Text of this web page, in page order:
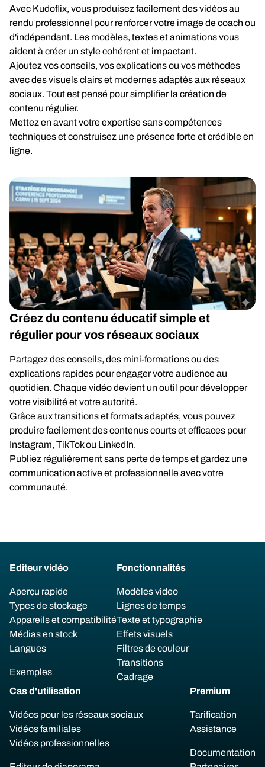
Avec Kudoflix, vous produisez facilement des vidéos au
rendu professionnel pour renforcer votre image de coach ou
d'indépendant. Les modèles, textes et animations vous
aident à créer un style cohérent et impactant.
Ajoutez vos conseils, vos explications ou vos méthodes
avec des visuels clairs et modernes adaptés aux réseaux
sociaux. Tout est pensé pour simplifier la création de
contenu régulier.
Mettez en avant votre expertise sans compétences
techniques et construisez une présence forte et crédible en
ligne.
Créez du contenu éducatif simple et
régulier pour vos réseaux sociaux
Partagez des conseils, des mini-formations ou des
explications rapides pour engager votre audience au
quotidien. Chaque vidéo devient un outil pour développer
votre visibilité et votre autorité.
Grâce aux transitions et formats adaptés, vous pouvez
produire facilement des contenus courts et efficaces pour
Instagram, TikTok ou LinkedIn.
Publiez régulièrement sans perte de temps et gardez une
communication active et professionnelle avec votre
communauté.
Editeur vidéo
Aperçu rapide
Types de stockage
Appareils et compatibilité
Médias en stock
Langues
Exemples
Fonctionnalités
Modèles video
Lignes de temps
Texte et typographie
Effets visuels
Filtres de couleur
Transitions
Cadrage
Cas d'utilisation
Vidéos pour les réseaux sociaux
Vidéos familiales
Vidéos professionnelles
Premium
Tarification
Assistance
Documentation